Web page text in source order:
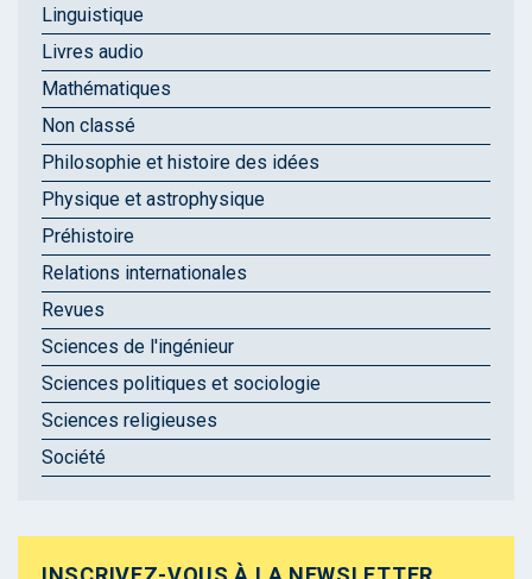
Linguistique
Livres audio
Mathématiques
Non classé
Philosophie et histoire des idées
Physique et astrophysique
Préhistoire
Relations internationales
Revues
Sciences de l'ingénieur
Sciences politiques et sociologie
Sciences religieuses
Société